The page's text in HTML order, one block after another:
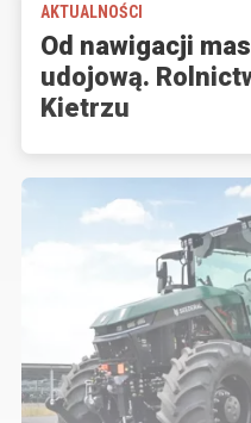
AKTUALNOŚCI
Od nawigacji
udojową.
Kietrzu